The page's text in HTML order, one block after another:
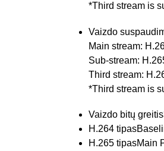
*Third stream is
Vaizdo
Main stream:
Sub-stream:
Third stream:
*Third stream is
Vaizdo bitų greitis
H.264 tipas
H.265 tipasMain